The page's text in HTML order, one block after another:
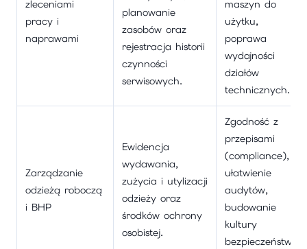
zleceniami
pracy i
naprawami
planowanie
zasobów oraz
rejestracja historii
czynności
serwisowych.
maszyn do
użytku,
poprawa
wydajności
działów
technicznych.
Zarządzanie
odzieżą roboczą
i BHP
Ewidencja
wydawania,
zużycia i utylizacji
odzieży oraz
środków ochrony
osobistej.
Zgodność z
przepisami
(compliance),
ułatwienie
audytów,
budowanie
kultury
bezpieczeństwa